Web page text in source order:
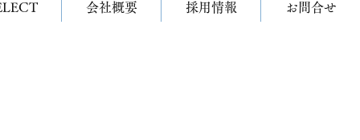
会社概要 採用情報 お問合せ